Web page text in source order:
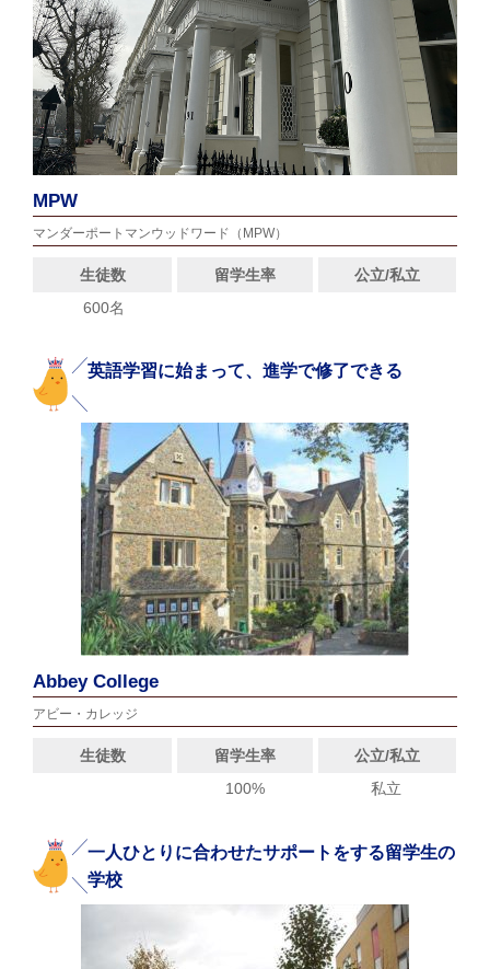
MPW
マンダーポートマンウッドワード（MPW）
生徒数 留学生率
公立/私立
600名
英語学習に始まって、進学で修了できる
Abbey College
アビー・カレッジ
生徒数 留学生率
公立/私立
100%
私立
一人ひとりに合わせたサポートをする留学生の
学校